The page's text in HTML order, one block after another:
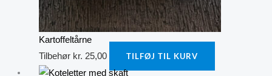
Kartoffeltårne
Tilbehør kr. 25,00 TILFØJ TIL KURV